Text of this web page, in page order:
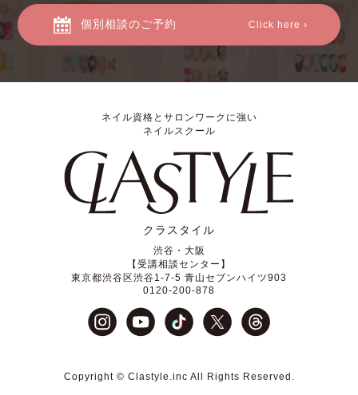
個別相談のご予約 Click here ›
ネイル資格とサロンワークに強い
ネイルスクール
クラスタイル
渋谷・大阪
【受講相談センター】
東京都渋谷区渋谷1-7-5 青山セブンハイツ903
0120-200-878
Copyright © Clastyle.inc All Rights Reserved.